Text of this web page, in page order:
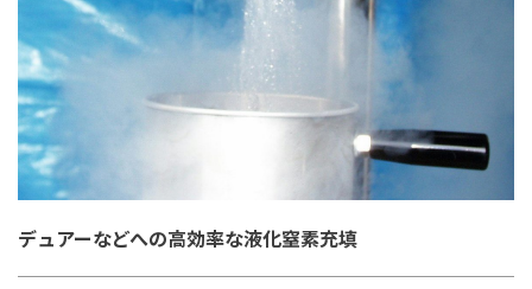
デュアーなどへの高効率な液化窒素充填